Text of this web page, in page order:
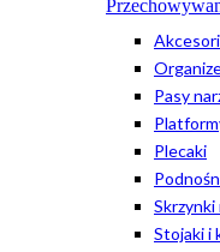
Pasy
Plecaki
Skrzynki
Stojaki i